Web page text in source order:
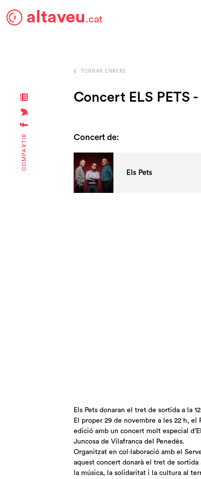
altaveu.cat
COMPARTIR
TORNAR ENRERE
Concert ELS PETS
Concert de:
Els Pets
Els Pets donaran el tret de sortida a la
El proper 29 de novembre a les 22 h, el
edició amb un concert molt especial
Juncosa de Vilafranca del Penedès.
Organitzat en col·laboració amb el
aquest concert donarà el tret de
la música, la solidaritat i la cultura al